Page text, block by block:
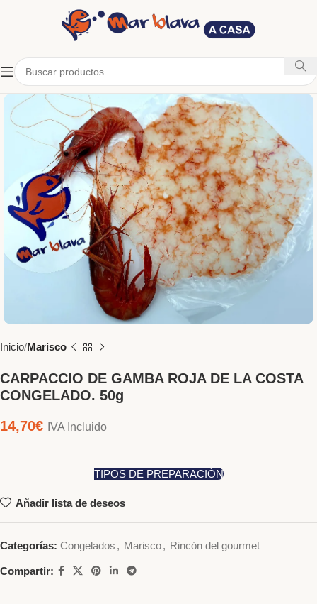
Inicio Marisco
CARPACCIO DE GAMBA ROJA DE LA COSTA
CONGELADO. 50g
14,70€ IVA Incluido
TIPOS DE PREPARACIÓN
Añadir lista de deseos
Categorías: Congelados , Marisco, Rincón del gourmet
Compartir: